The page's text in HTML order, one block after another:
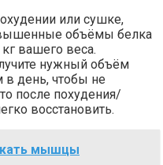
или сушке,
объёмы белка
вашего веса.
нужный объём
в день, чтобы не
после похудения/
восстановить.
мышцы